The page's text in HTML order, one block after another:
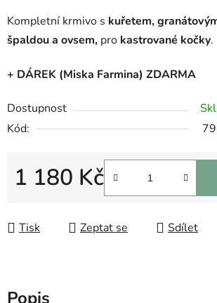
Kompletní krmivo s kuřetem,
špaldou a ovsem, pro kastrované kočky.
+ DÁREK (Miska Farmina) ZDARMA
Dostupnost
Kód:
1 180 Kč
Tisk Zeptat se Sdílet
Popis